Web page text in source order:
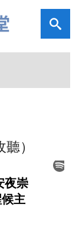
）